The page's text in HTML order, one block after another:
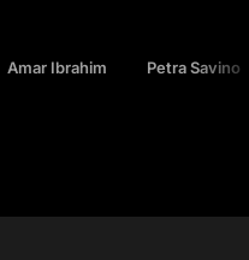
Amar Ibrahim Petra Savino